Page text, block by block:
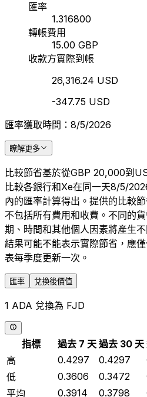
匯率
1.316800
轉帳費用
15.00 GBP
收款方實際到帳
26,316.24 USD
-347.75 USD
匯率獲取時間：8/5/2026
瞭解更多
比較節省基於從GBP 20,000到
比較各銀行和Xe在同一天8/5/
內的匯率計算得出。提供的比較
不包括所有費用和收費。不同的
期、時間和其他個人因素將產生
結果可能不能表示實際節省，應
表每季度更新一次。
匯率 兌換後價值
1 ADA 兌換為 FJD
指標 過去 7 天 過去 30 天
高
0.4297 0.4297
低
0.3606 0.3472
平均
0.3914 0.3798